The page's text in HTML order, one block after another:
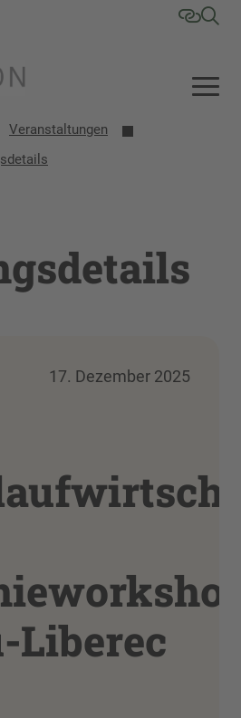
Veranstaltungen
17. Dezember 2025
Liberec